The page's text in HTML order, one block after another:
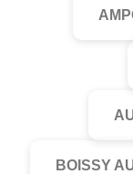
BOISSY